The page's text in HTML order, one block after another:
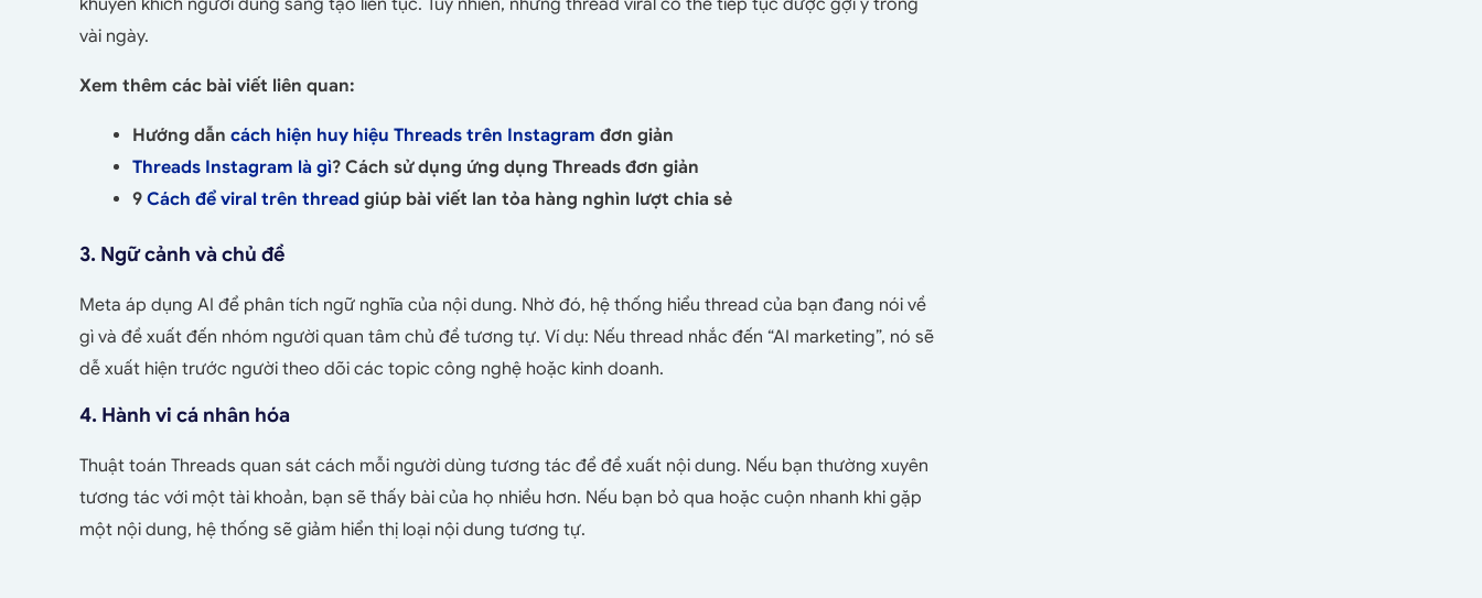
khuyến khích người dùng sáng tạo liên tục. Tuy nhiên, những thread viral có thể tiếp tục được gợi ý trong
vài ngày.
Xem thêm các bài viết liên quan:
Hướng dẫn cách hiện huy hiệu Threads trên Instagram đơn giản
Threads Instagram là gì? Cách sử dụng ứng dụng Threads đơn giản
9 Cách để viral trên thread giúp bài viết lan tỏa hàng nghìn lượt chia sẻ
3. Ngữ cảnh và chủ đề
Meta áp dụng AI để phân tích ngữ nghĩa của nội dung. Nhờ đó, hệ thống hiểu thread của bạn đang nói về
gì và đề xuất đến nhóm người quan tâm chủ đề tương tự. Ví dụ: Nếu thread nhắc đến “AI marketing”, nó sẽ
dễ xuất hiện trước người theo dõi các topic công nghệ hoặc kinh doanh.
4. Hành vi cá nhân hóa
Thuật toán Threads quan sát cách mỗi người dùng tương tác để đề xuất nội dung. Nếu bạn thường xuyên
tương tác với một tài khoản, bạn sẽ thấy bài của họ nhiều hơn. Nếu bạn bỏ qua hoặc cuộn nhanh khi gặp
một nội dung, hệ thống sẽ giảm hiển thị loại nội dung tương tự.